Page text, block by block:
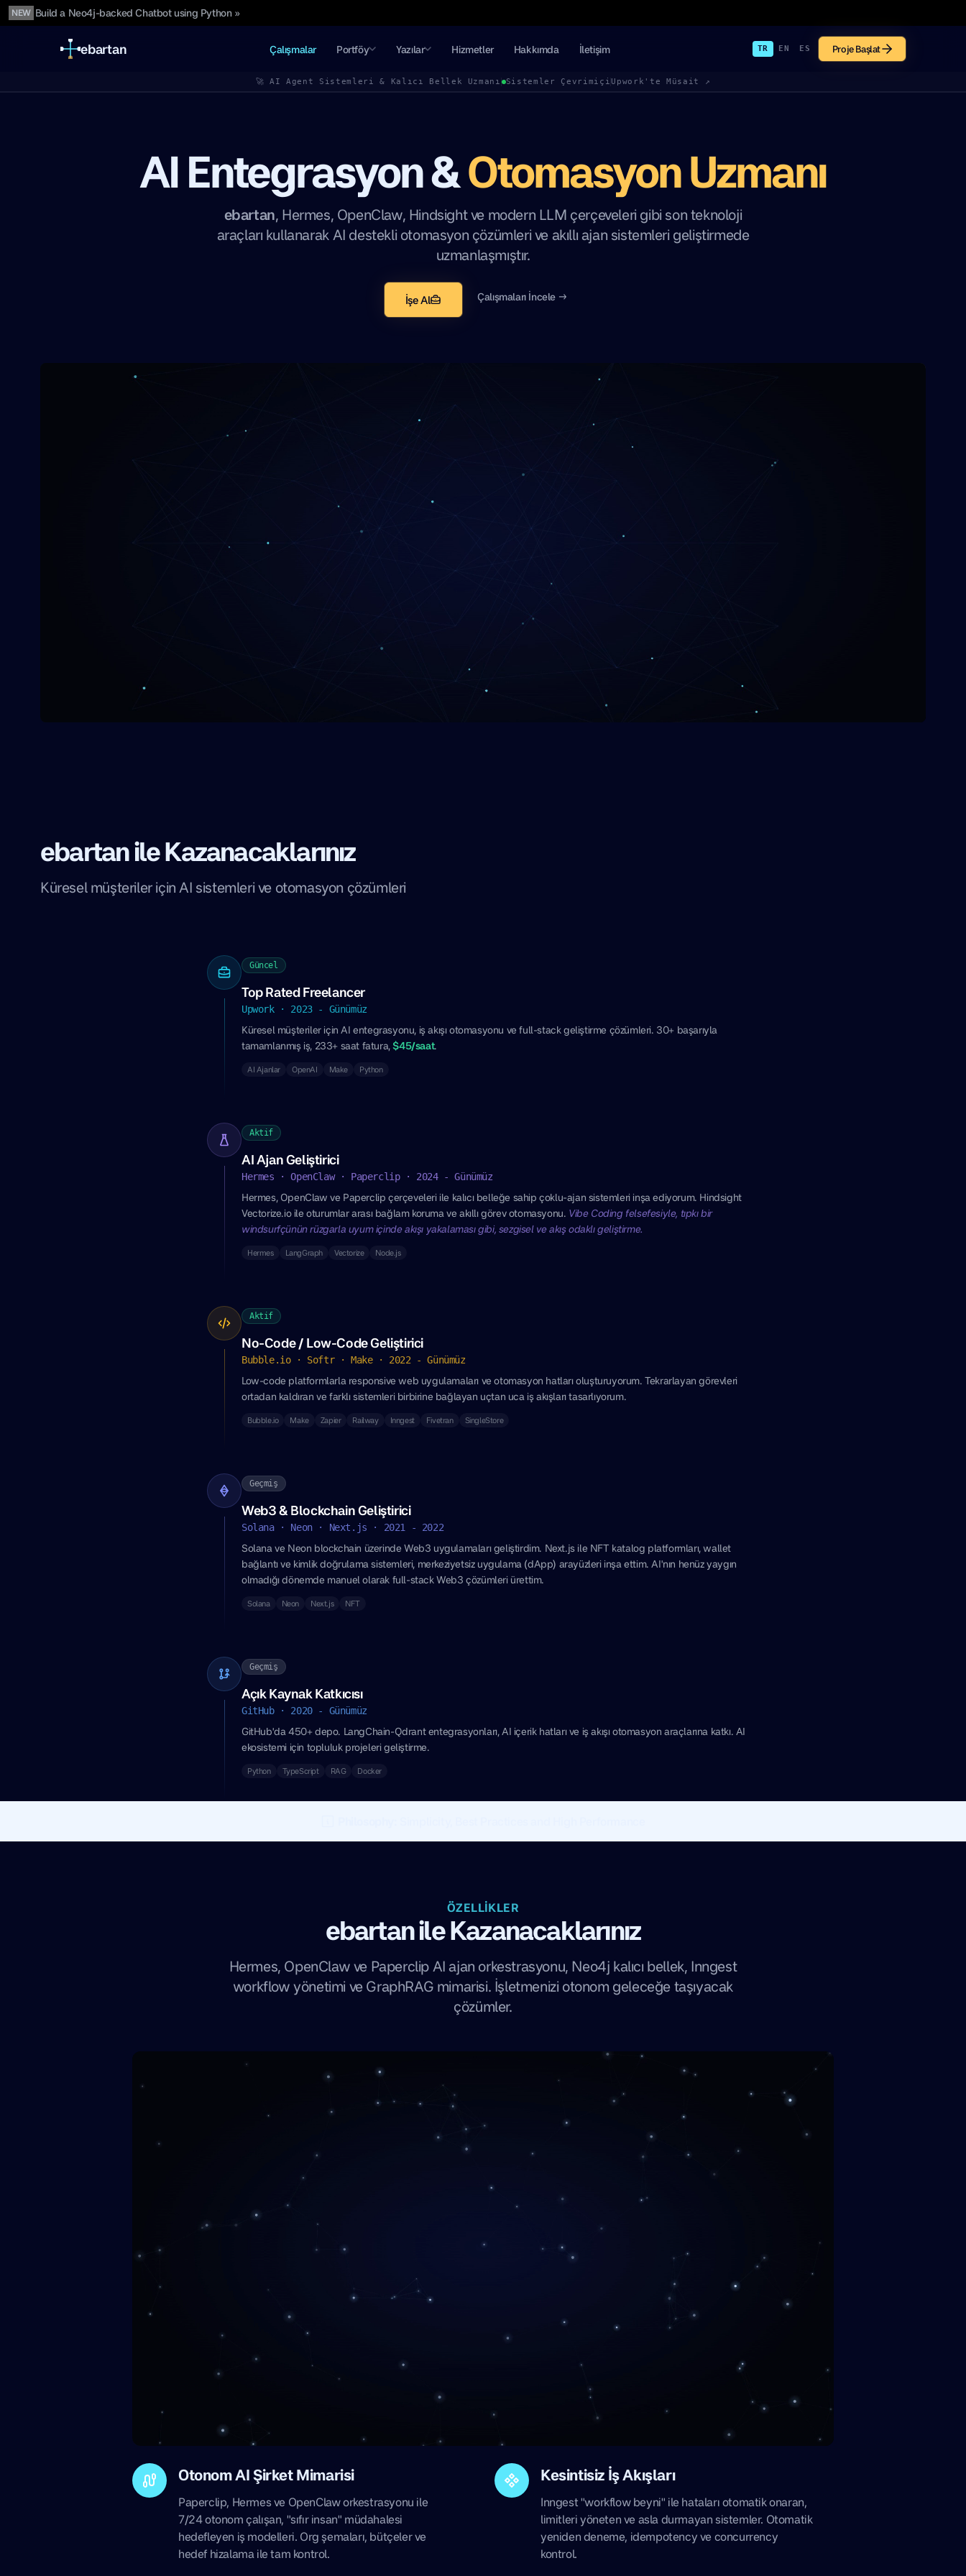
NEW Build a Neo4j-backed Chatbot using Python »
ebartan Çalışmalar Portföy Yazılar Hizmetler Hakkımda İletişim TR EN ES Proje Başlat
🚀 AI Agent Sistemleri & Kalıcı Bellek Uzmanı Sistemler Çevrimiçi Upwork'te Müsait ↗
AI Entegrasyon &Otomasyon Uzmanı
ebartan, Hermes, OpenClaw, Hindsight ve modern LLM çerçeveleri gibi son teknoloji
araçları kullanarak AI destekli otomasyon çözümleri ve akıllı ajan sistemleri geliştirmede
uzmanlaşmıştır.
İşe Al Çalışmaları İncele →
ebartan ile Kazanacaklarınız
Küresel müşteriler için AI sistemleri ve otomasyon çözümleri
Güncel
Top Rated Freelancer
Upwork · 2023 - Günümüz
Küresel müşteriler için AI entegrasyonu, iş akışı otomasyonu ve full-stack geliştirme çözümleri. 30+ başarıyla
tamamlanmış iş, 233+ saat fatura,$45/saat.
AI Ajanlar OpenAI Make Python
Aktif
AI Ajan Geliştirici
Hermes · OpenClaw · Paperclip · 2024 - Günümüz
Hermes, OpenClaw ve Paperclip çerçeveleri ile kalıcı belleğe sahip çoklu-ajan sistemleri inşa ediyorum. Hindsight
Vectorize.io ile oturumlar arası bağlam koruma ve akıllı görev otomasyonu. Vibe Coding felsefesiyle, tıpkı bir
windsurfçünün rüzgarla uyum içinde akışı yakalaması gibi, sezgisel ve akış odaklı geliştirme.
Hermes LangGraph Vectorize Node.js
Aktif
No-Code / Low-Code Geliştirici
Bubble.io · Softr · Make · 2022 - Günümüz
Low-code platformlarla responsive web uygulamaları ve otomasyon hatları oluşturuyorum. Tekrarlayan görevleri
ortadan kaldıran ve farklı sistemleri birbirine bağlayan uçtan uca iş akışları tasarlıyorum.
Bubble.io Make Zapier Railway Inngest Fivetran SingleStore
Geçmiş
Web3 & Blockchain Geliştirici
Solana · Neon · Next.js · 2021 - 2022
Solana ve Neon blockchain üzerinde Web3 uygulamaları geliştirdim. Next.js ile NFT katalog platformları, wallet
bağlantı ve kimlik doğrulama sistemleri, merkeziyetsiz uygulama (dApp) arayüzleri inşa ettim. AI'nın henüz yaygın
olmadığı dönemde manuel olarak full-stack Web3 çözümleri ürettim.
Solana Neon Next.js NFT
Geçmiş
Açık Kaynak Katkıcısı
GitHub · 2020 - Günümüz
GitHub'da 450+ depo. LangChain-Qdrant entegrasyonları, AI içerik hatları ve iş akışı otomasyon araçlarına katkı. AI
ekosistemi için topluluk projeleri geliştirme.
Python TypeScript RAG Docker
ÖZELLIKLER
ebartan ile Kazanacaklarınız
Hermes, OpenClaw ve Paperclip AI ajan orkestrasyonu, Neo4j kalıcı bellek, Inngest
workflow yönetimi ve GraphRAG mimarisi. İşletmenizi otonom geleceğe taşıyacak
çözümler.
Otonom AI Şirket Mimarisi
Paperclip, Hermes ve OpenClaw orkestrasyonu ile
7/24 otonom çalışan, "sıfır insan" müdahalesi
hedefleyen iş modelleri. Org şemaları, bütçeler ve
hedef hizalama ile tam kontrol.
Kesintisiz İş Akışları
Inngest "workflow beyni" ile hataları otomatik onaran,
limitleri yöneten ve asla durmayan sistemler. Otomatik
yeniden deneme, idempotency ve concurrency
kontrol.